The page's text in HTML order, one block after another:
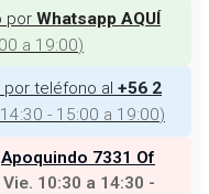
por Whatsapp AQUÍ
a 19:00)
teléfono al +56 2
- 15:00 a 19:00)
Apoquindo 7331 Of
10:30 a 14:30 -